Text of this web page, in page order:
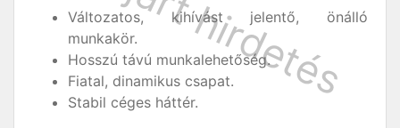
Változatos, kihívást jelentő, önálló
munkakör.
Hosszú távú munkalehetőség.
Fiatal, dinamikus csapat.
Stabil céges háttér.